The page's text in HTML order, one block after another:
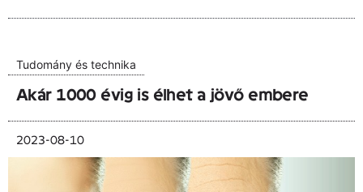
Tudomány és technika
Akár 1000 évig is élhet a jövő embere
2023-08-10